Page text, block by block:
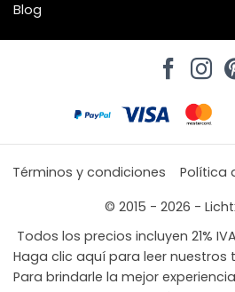
Blog
Términos y condiciones Política
© 2015 - 2026 -
Todos los precios incluyen 21%
Haga clic aquí para leer nuestros
Para brindarle la mejor